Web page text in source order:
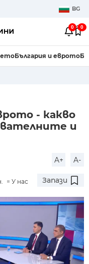
BG
0 0
България и еврото
- какво
и
A+ A-
У нас Запази